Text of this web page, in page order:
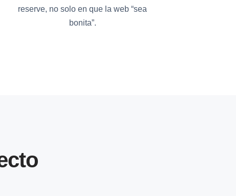
reserve, no solo en que la web “sea
bonita”.